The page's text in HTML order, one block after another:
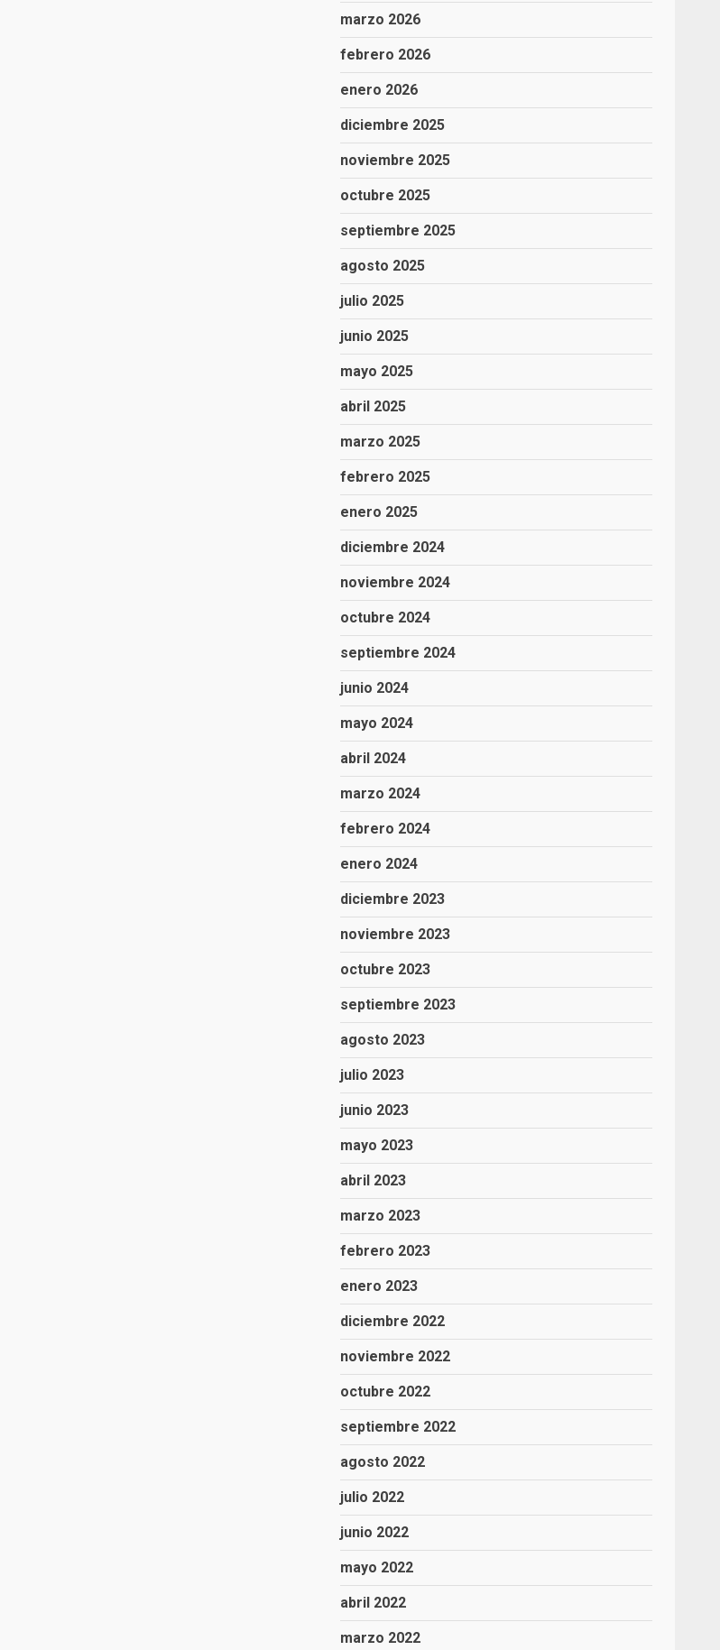
marzo 2026
febrero 2026
enero 2026
diciembre 2025
noviembre 2025
octubre 2025
septiembre 2025
agosto 2025
julio 2025
junio 2025
mayo 2025
abril 2025
marzo 2025
febrero 2025
enero 2025
diciembre 2024
noviembre 2024
octubre 2024
septiembre 2024
junio 2024
mayo 2024
abril 2024
marzo 2024
febrero 2024
enero 2024
diciembre 2023
noviembre 2023
octubre 2023
septiembre 2023
agosto 2023
julio 2023
junio 2023
mayo 2023
abril 2023
marzo 2023
febrero 2023
enero 2023
diciembre 2022
noviembre 2022
octubre 2022
septiembre 2022
agosto 2022
julio 2022
junio 2022
mayo 2022
abril 2022
marzo 2022